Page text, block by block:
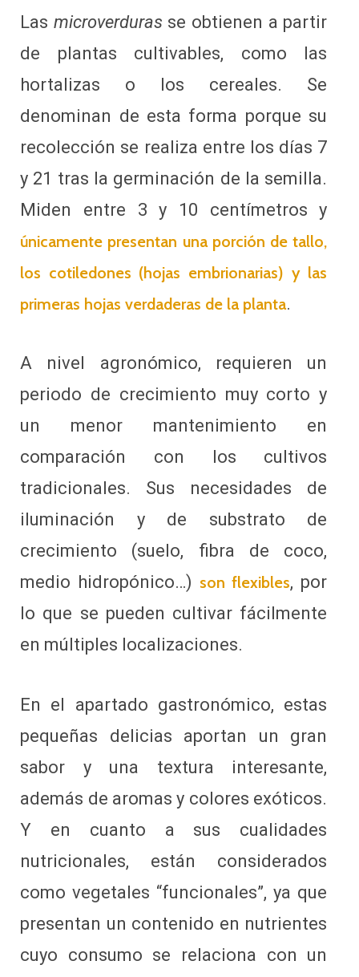
Las microverduras se obtienen a partir
de plantas cultivables, como las
hortalizas o los cereales. Se
denominan de esta forma porque su
recolección se realiza entre los días 7
y 21 tras la germinación de la semilla.
Miden entre 3 y 10 centímetros y
únicamente presentan una porción de tallo,
los cotiledones (hojas embrionarias) y las
primeras hojas verdaderas de la planta.
A nivel agronómico, requieren un
periodo de crecimiento muy corto y
un menor mantenimiento en
comparación con los cultivos
tradicionales. Sus necesidades de
iluminación y de substrato de
crecimiento (suelo, fibra de coco,
medio hidropónico…) son flexibles, por
lo que se pueden cultivar fácilmente
en múltiples localizaciones.
En el apartado gastronómico, estas
pequeñas delicias aportan un gran
sabor y una textura interesante,
además de aromas y colores exóticos.
Y en cuanto a sus cualidades
nutricionales, están considerados
como vegetales “funcionales”, ya que
presentan un contenido en nutrientes
cuyo consumo se relaciona con un